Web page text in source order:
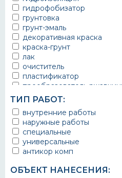
гидрофобизатор
грунтовка
грунт-эмаль
декоративная краска
краска-грунт
лак
очиститель
пластификатор
преобразователь
эмаль
Краска
Покрытие
грунт эмаль
защитное покрытие
ТИП РАБОТ:
внутренние работы
наружные работы
специальные
универсальные
антикор комп
ОБЪЕКТ НАНЕСЕНИЯ: